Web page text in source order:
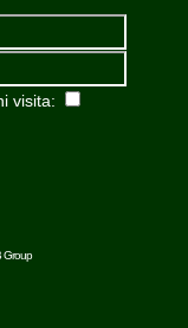
visita: